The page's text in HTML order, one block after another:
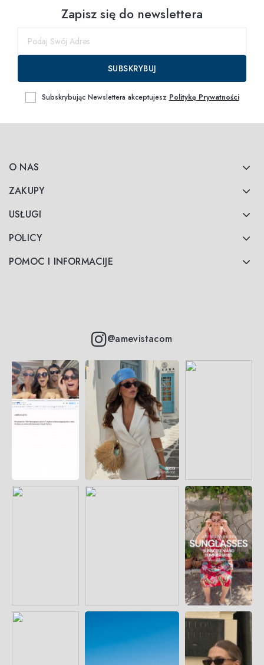
Wybierz rozmiary
Powiadom mnie
O NAS
ZAKUPY
USŁUGI
POLICY
POMOC I INFORMACIJE
@amevistacom
Zapisz się do newslettera
SUBSKRYBUJ
Subskrybując Newslettera akceptujesz Politykę Prywatności